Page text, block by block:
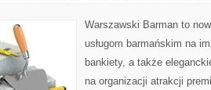
Warszawski Barman to
usługom barmańskim na
bankiety, a także
na organizacji atrakcji